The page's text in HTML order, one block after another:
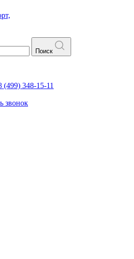
Поиск
(499) 348-15-11
звонок